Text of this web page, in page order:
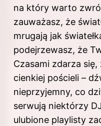
na który warto
zauważasz, że
mrugają jak
podejrzewasz, że
Czasami zdarza
cienkiej pościeli –
nieprzyjemny, co
serwują niektórzy
ulubione playlisty